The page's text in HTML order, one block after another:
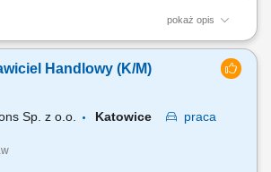
pokaż opis
i kontrola transportów
przewozu, monitorowanie przebiegu
dostaw, prowadzenie dokumentacji i
Handlowy (K/M)
Sp. z o.o. Katowice
praca